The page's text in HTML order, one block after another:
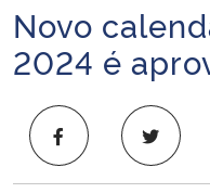
Ministério da Infraestrutura
Ministério da Educação
Início do conteúdo
Novo
2024 é